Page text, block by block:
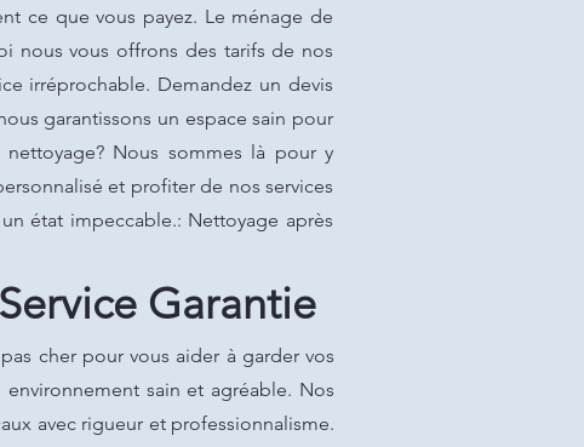
ce que vous payez. Le ménage de
nous vous offrons des tarifs de nos
irréprochable. Demandez un devis
garantissons un espace sain pour
Nous sommes là pour y
et profiter de nos services
état impeccable.: Nettoyage après
Garantie
cher pour vous aider à garder vos
sain et agréable. Nos
avec rigueur et professionnalisme.